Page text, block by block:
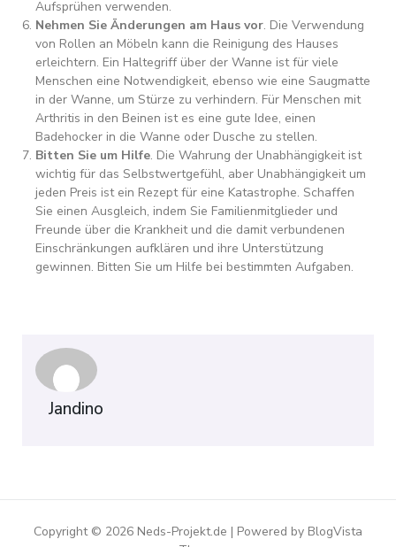
Aufsprühen verwenden.
Nehmen Sie Änderungen am Haus vor. Die Verwendung
von Rollen an Möbeln kann die Reinigung des Hauses
erleichtern. Ein Haltegriff über der Wanne ist für viele
Menschen eine Notwendigkeit, ebenso wie eine Saugmatte
in der Wanne, um Stürze zu verhindern. Für Menschen mit
Arthritis in den Beinen ist es eine gute Idee, einen
Badehocker in die Wanne oder Dusche zu stellen.
Bitten Sie um Hilfe. Die Wahrung der Unabhängigkeit ist
wichtig für das Selbstwertgefühl, aber Unabhängigkeit um
jeden Preis ist ein Rezept für eine Katastrophe. Schaffen
Sie einen Ausgleich, indem Sie Familienmitglieder und
Freunde über die Krankheit und die damit verbundenen
Einschränkungen aufklären und ihre Unterstützung
gewinnen. Bitten Sie um Hilfe bei bestimmten Aufgaben.
Jandino
Copyright © 2026 Neds-Projekt.de | Powered by BlogVista